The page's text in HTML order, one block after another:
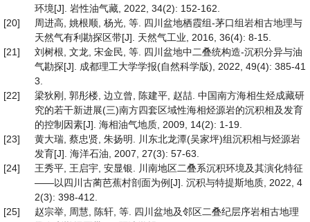
环境[J]. 岩性油气藏, 2022, 34(2): 152-162.
[20]
周进高, 姚根顺, 杨光, 等. 四川盆地栖霞组-茅口组岩相古地理与
天然气有利勘探区带[J]. 天然气工业, 2016, 36(4): 8-15.
[21]
刘树根, 文龙, 宋金民, 等. 四川盆地中二叠统构造-沉积分异与油
气勘探[J]. 成都理工大学学报(自然科学版), 2022, 49(4): 385-41
3.
[22]
梁狄刚, 郭彤楼, 边立曾, 陈建平, 赵喆. 中国南方海相生烃成藏研
究的若干新进展(三)南方四套区域性海相烃源岩的沉积相及发育
的控制因素[J]. 海相油气地质, 2009, 14(2): 1-19.
[23]
黄大瑞, 蔡忠贤, 朱扬明. 川东北龙潭(吴家坪)组沉积相与烃源岩
发育[J]. 海洋石油, 2007, 27(3): 57-63.
[24]
王秀平, 王启宇, 安显银. 川南地区二叠系沉积环境及其演化特征
——以四川古蔺芭蕉村剖面为例[J]. 沉积与特提斯地质, 2022, 4
2(3): 398-412.
[25]
赵宗举, 周慧, 陈轩, 等. 四川盆地及邻区二叠纪层序岩相古地理